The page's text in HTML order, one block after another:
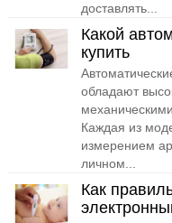
доставлять...
Какой
купить
обладают
Каждая из
измерением
личном...
Как